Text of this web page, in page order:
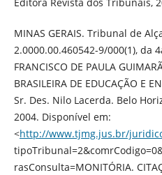
MINAS GERAIS. Tribunal de
2.0000.00.460542-9/000(1), da
FRANCISCO DE PAULA
BRASILEIRA DE EDUCAÇÃO E
Sr. Des. Nilo Lacerda. Belo
2004. Disponível em:
<http://www.tjmg.jus.br/
rasConsulta=MONITÓRIA.